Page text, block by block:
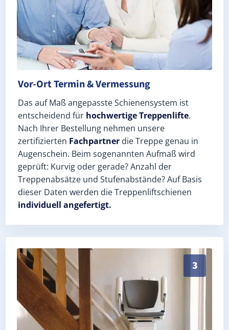
Vor-Ort Termin & Vermessung
Das auf Maß angepasste Schienensystem ist
entscheidend für hochwertige Treppenlifte.
Nach Ihrer Bestellung nehmen unsere
zertifizierten Fachpartner die Treppe genau in
Augenschein. Beim sogenannten Aufmaß wird
geprüft: Kurvig oder gerade? Anzahl der
Treppenabsätze und Stufenabstände? Auf Basis
dieser Daten werden die Treppenliftschienen
individuell angefertigt.
3
Schneller, sauberer Einbau durch zertifizierte